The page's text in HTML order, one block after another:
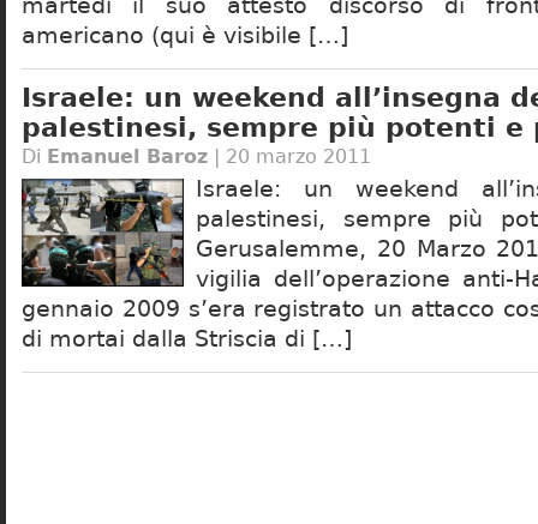
americano (qui è visibile […]
Israele: un weekend all’insegna
palestinesi, sempre più potenti e
Di Emanuel Baroz | 20 marzo 2011
Israele: un weekend
palestinesi, sempre più
Gerusalemme, 20 Marzo
vigilia dell’operazione anti-
gennaio 2009 s’era registrato un attacco
di mortai dalla Striscia di […]